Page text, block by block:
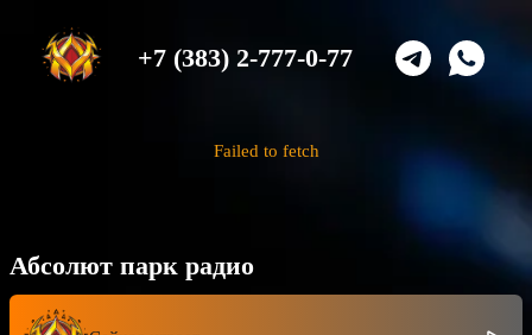
+7 (383) 2-777-0-77
Failed to fetch
Абсолют парк радио